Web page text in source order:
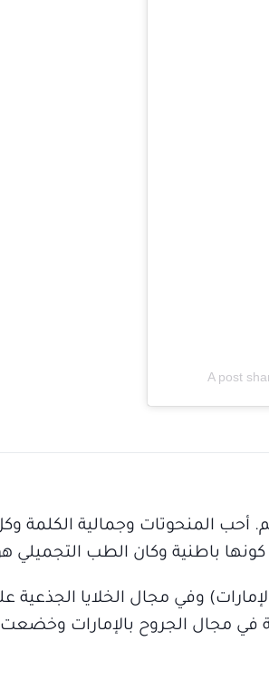
A post
أحب المنحوتات وجمالية الكلمة
كونها باطنية وكان الطب
وفي مجال الخلايا الجذعية
في مجال الجروح بالإمارات